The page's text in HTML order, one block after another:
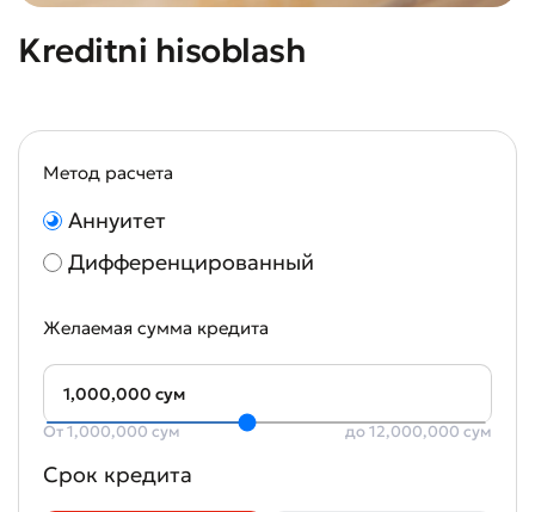
Kreditni hisoblash
Метод расчета
Аннуитет
Дифференцированный
Желаемая сумма кредита
1,000,000 сум
От 1,000,000 сум до 12,000,000 сум
Срок кредита